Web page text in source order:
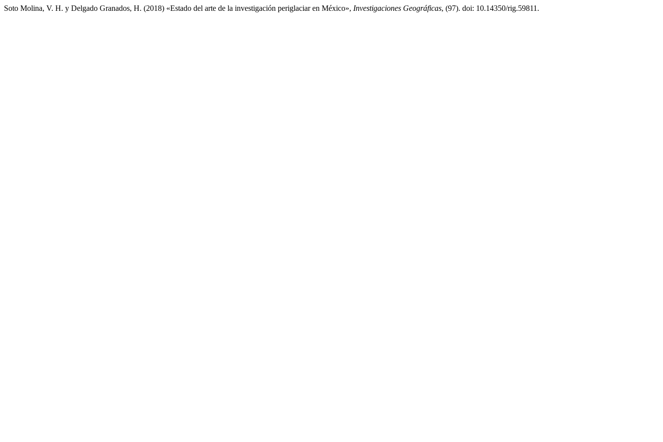
Soto Molina, V. H. y Delgado Granados, H. (2018) «Estado del arte de la investigación periglaciar en México», Investigaciones Geográficas, (97). doi: 10.14350/rig.59811.